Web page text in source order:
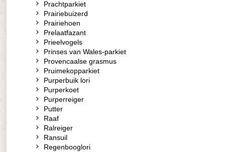
Prachtparkiet
Prairiebuizerd
Prairiehoen
Prelaatfazant
Prieelvogels
Prinses van Wales-parkiet
Provencaalse grasmus
Pruimekopparkiet
Purperbuik lori
Purperkoet
Purperreiger
Putter
Raaf
Ralreiger
Ransuil
Regenbooglori